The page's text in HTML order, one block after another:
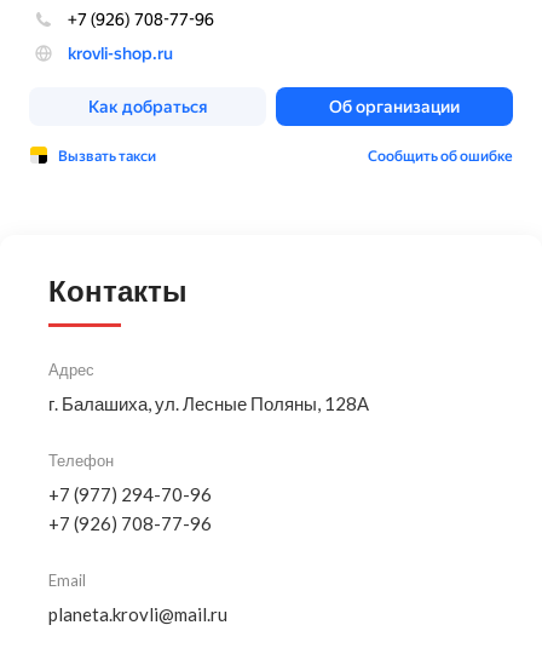
Контакты
Адрес
г. Балашиха, ул. Лесные Поляны, 128А
Телефон
+7 (977) 294-70-96
+7 (926) 708-77-96
Email
planeta.krovli@mail.ru